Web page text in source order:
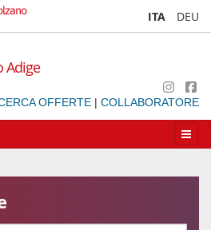
ITA DEU
Adige
OFFERTE | COLLABORATORE
Apri/
la